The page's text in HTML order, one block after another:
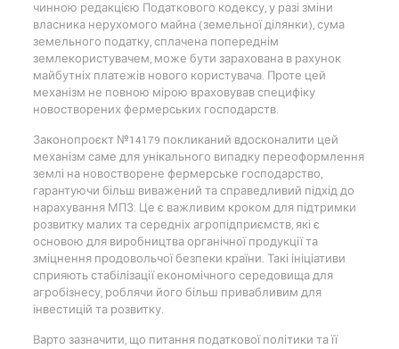
чинною редакцією Податкового кодексу, у разі зміни
власника нерухомого майна (земельної ділянки), сума
земельного податку, сплачена попереднім
землекористувачем, може бути зарахована в рахунок
майбутніх платежів нового користувача. Проте цей
механізм не повною мірою враховував специфіку
новостворених фермерських господарств.
Законопроєкт №14179 покликаний вдосконалити цей
механізм саме для унікального випадку переоформлення
землі на новостворене фермерське господарство,
гарантуючи більш виважений та справедливий підхід до
нарахування МПЗ. Це є важливим кроком для підтримки
розвитку малих та середніх агропідприємств, які є
основою для виробництва органічної продукції та
зміцнення продовольчої безпеки країни. Такі ініціативи
сприяють стабілізації економічного середовища для
агробізнесу, роблячи його більш привабливим для
інвестицій та розвитку.
Варто зазначити, що питання податкової політики та її